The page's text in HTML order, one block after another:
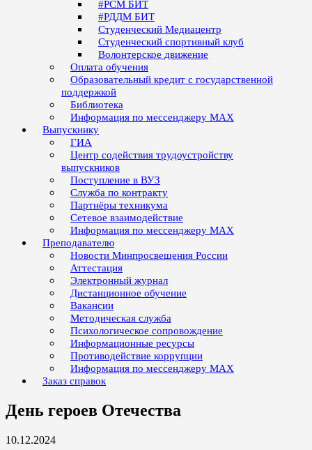
#РСМ БИТ
#РДДМ БИТ
Студенческий Медиацентр
Студенческий спортивный клуб
Волонтерское движение
Оплата обучения
Образовательный кредит с государственной
поддержкой
Библиотека
Информация по мессенджеру MAX
Выпускнику
ГИА
Центр содействия трудоустройству
выпускников
Поступление в ВУЗ
Служба по контракту
Партнёры техникума
Сетевое взаимодействие
Информация по мессенджеру MAX
Преподавателю
Новости Минпросвещения России
Аттестация
Электронный журнал
Дистанционное обучение
Вакансии
Методическая служба
Психологическое сопровождение
Информационные ресурсы
Противодействие коррупции
Информация по мессенджеру MAX
Заказ справок
День героев Отечества
10.12.2024